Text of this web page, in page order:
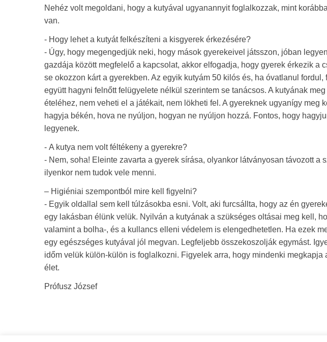
Nehéz volt megoldani, hogy a kutyával ugyanannyit foglalkozzak, mint
van.
- Hogy lehet a kutyát felkészíteni a kisgyerek érkezésére?
- Úgy, hogy megengedjük neki, hogy mások gyerekeivel játsszon, jóban
gazdája között megfelelő a kapcsolat, akkor elfogadja, hogy gyerek érkezik a
se okozzon kárt a gyerekben. Az egyik kutyám 50 kilós és, ha óvatlanul
együtt hagyni felnőtt felügyelete nélkül szerintem se tanácsos. A kutyának
ételéhez, nem veheti el a játékait, nem lökheti fel. A gyereknek ugyanígy meg
hagyja békén, hova ne nyúljon, hogyan ne nyúljon hozzá. Fontos, hogy
legyenek.
- A kutya nem volt féltékeny a gyerekre?
- Nem, soha! Eleinte zavarta a gyerek sírása, olyankor látványosan távozott a
ilyenkor nem tudok vele menni.
– Higiéniai szempontból mire kell figyelni?
- Egyik oldallal sem kell túlzásokba esni. Volt, aki furcsállta, hogy az én
egy lakásban élünk velük. Nyilván a kutyának a szükséges oltásai meg kell,
valamint a bolha-, és a kullancs elleni védelem is elengedhetetlen. Ha ezek
egy egészséges kutyával jól megvan. Legfeljebb összekoszolják egymást.
időm velük külön-külön is foglalkozni. Figyelek arra, hogy mindenki megkapja
élet.
Prófusz József